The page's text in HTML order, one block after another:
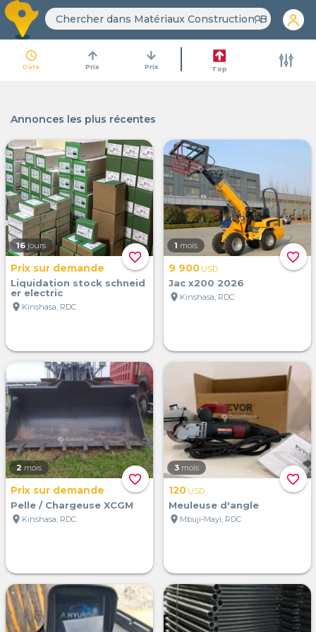
search
access_time
Date
arrow_upward
Prix
arrow_downward
Prix Top
Annonces les plus récentes
favorite_border
16 jours
Prix sur demande
Liquidation stock schneid
er electric
location_on Kinshasa, RDC
favorite_border
1 mois
9 900 USD
Jac x200 2026
location_on Kinshasa, RDC
favorite_border
2 mois
Prix sur demande
Pelle / Chargeuse XCGM
location_on Kinshasa, RDC
favorite_border
3 mois
120 USD
Meuleuse d'angle
location_on Mbuji-Mayi, RDC